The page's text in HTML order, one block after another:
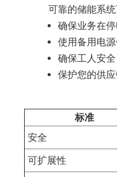
可靠的储能系统
确保业务在
使用备用电
确保工人安全
保护您的供
标准
安全
可扩展性